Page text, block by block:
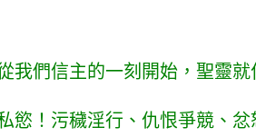
我們信主的一刻開始，聖靈
慾！污穢淫行、仇恨爭競、